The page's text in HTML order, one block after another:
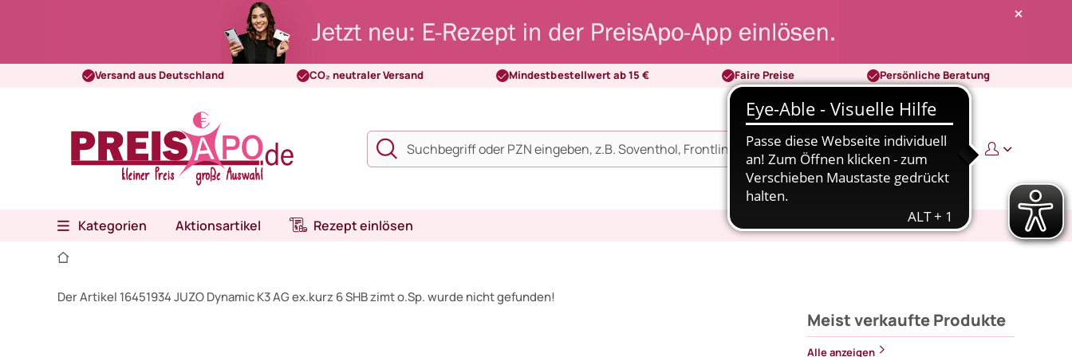
Versand aus Deutschland CO₂ neutraler Versand Mindestbestellwert ab 15 € Faire Preise Persönliche Beratung
0 0,00 €
Kategorien Aktionsartikel Rezept einlösen
Der Artikel 16451934 JUZO Dynamic K3 AG ex.kurz 6 SHB zimt o.Sp. wurde nicht gefunden!
Meist verkaufte Produkte
Alle anzeigen